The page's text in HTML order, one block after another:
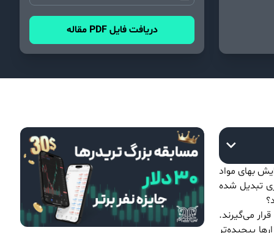
دریافت فایل PDF مقاله
بهای مواد
تبدیل شده
می‌گیرند.
پیچیده‌تر